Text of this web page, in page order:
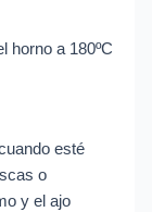
horno a 180ºC
esté
o
y el ajo